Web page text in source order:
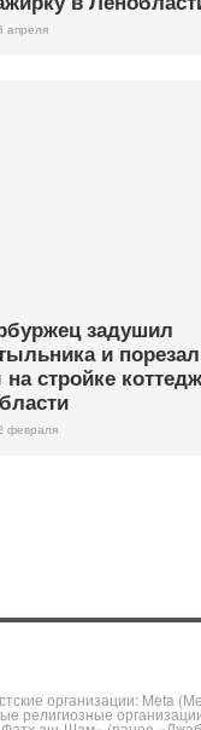
апреля
задушил
и
стройке
февраля
организации: Meta
религиозные